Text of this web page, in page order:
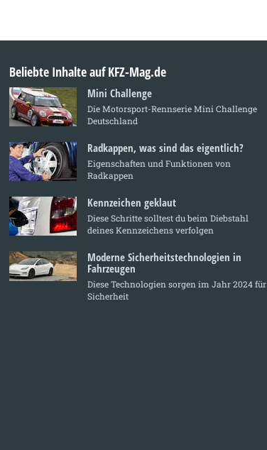
Beliebte Inhalte auf KFZ-Mag.de
Mini Challenge
Die Motorsport-Rennserie Mini Challenge
Deutschland
Radkappen, was sind das eigentlich?
Eigenschaften und Funktionen von
Radkappen
Kennzeichen geklaut
Diese Schritte solltest du beim Diebstahl
deines Kennzeichens verfolgen
Moderne Sicherheitstechnologien in
Fahrzeugen
Diese Technologien sorgen im Jahr 2024 für
Sicherheit